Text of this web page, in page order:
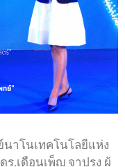
าโนเทคโนโลยีแห่ง
ร.เดือนเพ็ญ จาปรุง ผู้